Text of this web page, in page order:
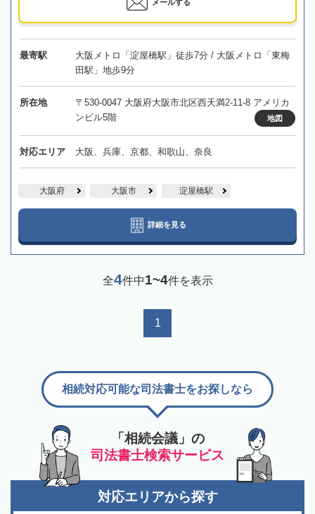
メールする
最寄駅
大阪メトロ「淀屋橋駅」徒歩7分 / 大阪メトロ「東梅
田駅」地歩9分
所在地
〒530-0047 大阪府大阪市北区西天満2-11-8 アメリカ
ンビル5階
地図
対応エリア 大阪、兵庫、京都、和歌山、奈良
大阪府 大阪市 淀屋橋駅
詳細を見る
全4件中1~4件を表示
1
「相続会議」の
司法書士検索サービス
相続対応可能な司法書士をお探しなら
対応エリアから探す